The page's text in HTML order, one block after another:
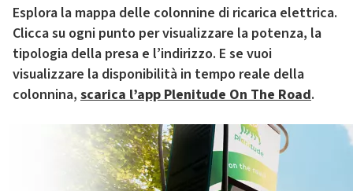
Esplora la mappa delle colonnine di ricarica elettrica.
Clicca su ogni punto per visualizzare la potenza, la
tipologia della presa e l’indirizzo. E se vuoi
visualizzare la disponibilità in tempo reale della
colonnina, scarica l’app Plenitude On The Road.